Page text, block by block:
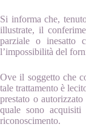
Si informa che,
illustrate, il
parziale o inesatto
l’impossibilità del
Ove il soggetto che
tale trattamento è
prestato o
quale sono
riconoscimento.